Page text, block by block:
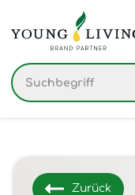
Zurück